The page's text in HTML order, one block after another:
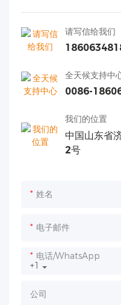
请写信给我们
全天候支持中
0086-
我们的位置
中国山东省
2号
姓名
电子邮件
+1
电话/WhatsApp
公司